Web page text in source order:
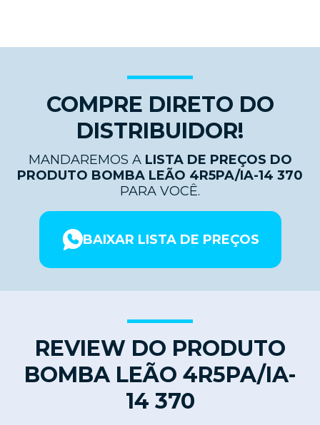
COMPRE DIRETO DO
DISTRIBUIDOR!
MANDAREMOS A LISTA DE PREÇOS DO
PRODUTO BOMBA LEÃO 4R5PA/IA-14 370
PARA VOCÊ.
BAIXAR LISTA DE PREÇOS
REVIEW DO PRODUTO
BOMBA LEÃO 4R5PA/IA-
14 370